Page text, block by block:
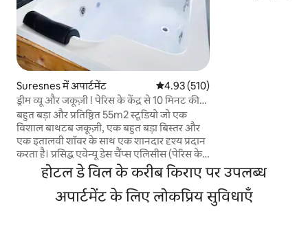
Suresnes में अपार्टमेंट औसत रेटिंग 5 में से 4.93, 510 समीक्षाएँ
4.93 (510)
ड्रीम व्यू और जकूज़ी ! पेरिस के केंद्र से 10 मिनट की
दूरी पर!
बहुत बड़ा और प्रतिष्ठित 55m2 स्टूडियो जो एक
विशाल बाथटब जकूज़ी, एक बहुत बड़ा बिस्तर और
एक इतालवी शॉवर के साथ एक शानदार दृश्य प्रदान
करता है। प्रसिद्ध एवेन्यू डेस चैंप्स एलिसीस (पेरिस के
केंद्र) से एक शांत और सुरक्षित क्षेत्र 10min में स्थित
एक वैकल्पिक "रोमांस पैकेज" ऑफ़र करता हूँ। यह
गुलाबों की पंखुड़ियों के साथ आता है, बिस्तर पर दिल
होटल डे विल के करीब किराए पर उपलब्ध
अपार्टमेंट के लिए लोकप्रिय सुविधाएँ